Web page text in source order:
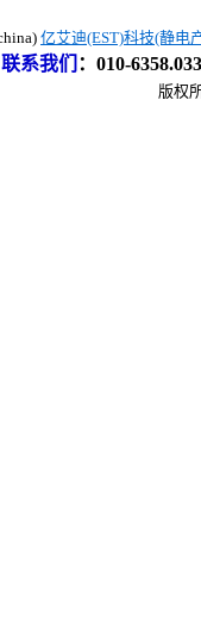
亿艾迪(EST)科技(静电
联系我们 ： 010-
版权